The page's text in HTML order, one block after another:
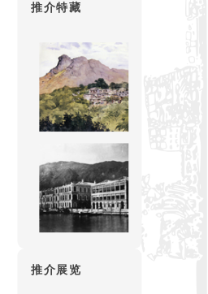
推介特藏
推介展览